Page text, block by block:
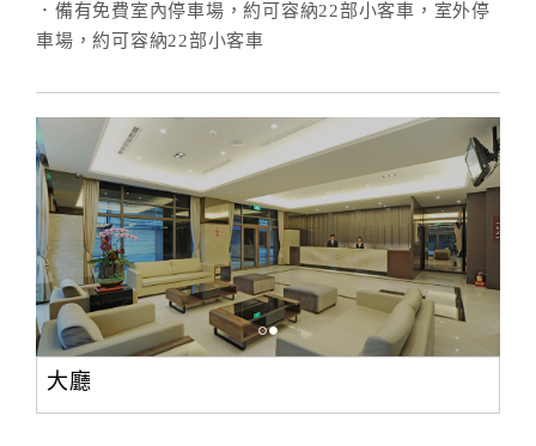
．備有免費室內停車場，約可容納22部小客車，室外停
車場，約可容納22部小客車
大廳